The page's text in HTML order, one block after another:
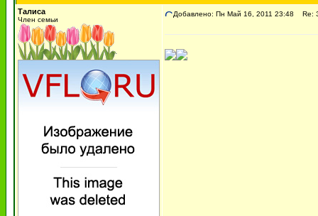
Талиса
Член семьи
Добавлено: Пн Май 16, 2011 23:48 Re: